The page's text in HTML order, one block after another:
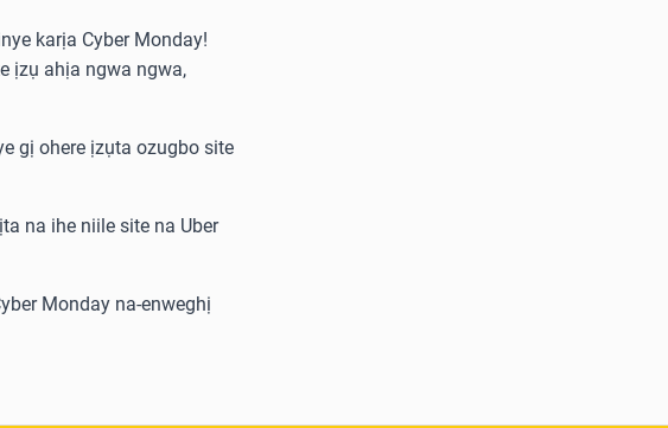
karịa Cyber Monday!
ịzụ ahịa ngwa ngwa,
gị ohere ịzụta ozugbo site
na ihe niile site na Uber
Monday na-enweghị